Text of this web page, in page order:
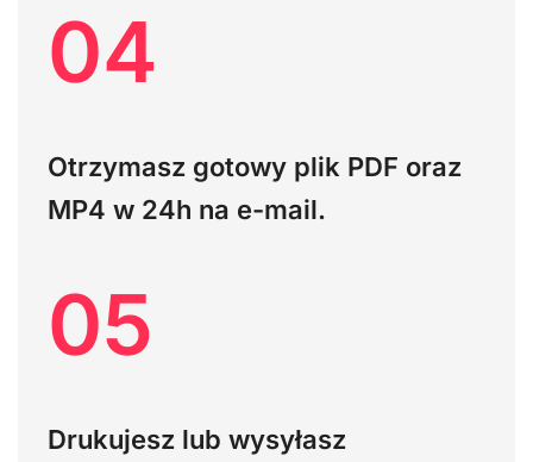
04
Otrzymasz gotowy plik PDF oraz
MP4 w 24h na e-mail.
05
Drukujesz lub wysyłasz